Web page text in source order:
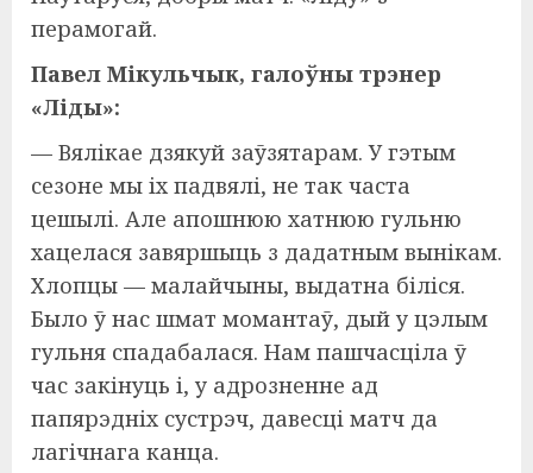
перамогай.
Павел Мікульчык, галоўны трэнер
«Ліды»:
— Вялікае дзякуй заўзятарам. У гэтым
сезоне мы іх падвялі, не так часта
цешылі. Але апошнюю хатнюю гульню
хацелася завяршыць з дадатным вынікам.
Хлопцы — малайчыны, выдатна біліся.
Было ў нас шмат момантаў, дый у цэлым
гульня спадабалася. Нам пашчасціла ў
час закінуць і, у адрозненне ад
папярэдніх сустрэч, давесці матч да
лагічнага канца.